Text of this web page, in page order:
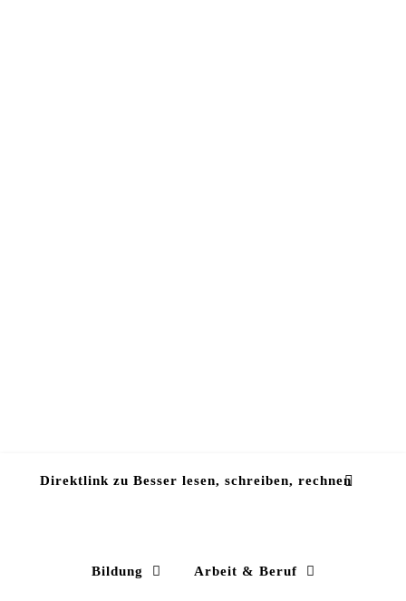
Direktlink zu Besser lesen, schreiben, rechnen
Bildung Arbeit & Beruf